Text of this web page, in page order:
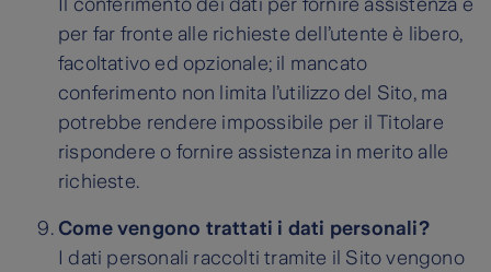
Il conferimento dei dati per fornire assistenza e
per far fronte alle richieste dell’utente è libero,
facoltativo ed opzionale; il mancato
conferimento non limita l’utilizzo del Sito, ma
potrebbe rendere impossibile per il Titolare
rispondere o fornire assistenza in merito alle
richieste.
Come vengono trattati i dati personali?
I dati personali raccolti tramite il Sito vengono